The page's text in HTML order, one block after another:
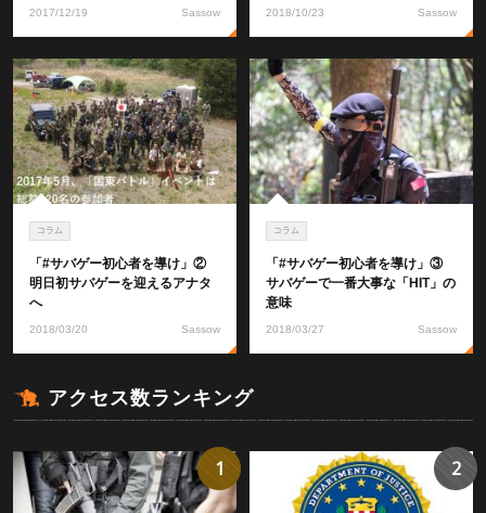
2017/12/19 Sassow 2018/10/23 Sassow
コラム
「#サバゲー初心者を導け」②
明日初サバゲーを迎えるアナタ
へ
2018/03/20 Sassow
コラム
「#サバゲー初心者を導け」③
サバゲーで一番大事な「HIT」の
意味
2018/03/27 Sassow
アクセス数ランキング
1 2